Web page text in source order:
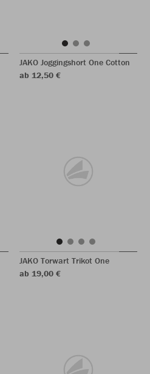
JAKO Joggingshort One Cotton
ab 12,50 €
JAKO Torwart Trikot One
ab 19,00 €